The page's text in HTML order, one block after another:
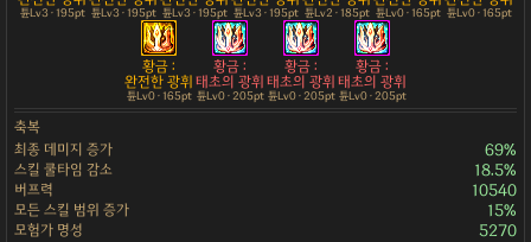
튠Lv3 · 195pt 튠Lv3 · 195pt 튠Lv3 · 195pt 튠Lv3 · 195pt 튠Lv2 · 185pt 튠Lv0 · 165pt 튠Lv0 · 165pt
황금 :
완전한 광휘
튠Lv0 · 165pt
황금 :
태초의 광휘
튠Lv0 · 205pt
황금 :
태초의 광휘
튠Lv0 · 205pt
황금 :
태초의 광휘
튠Lv0 · 205pt
축복
최종 데미지 증가
69%
스킬 쿨타임 감소 18.5%
버프력 10540
모든 스킬 범위 증가 15%
모험가 명성 5270